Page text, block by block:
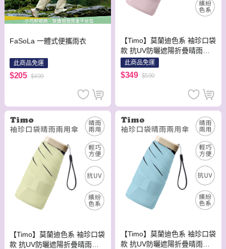
FaSoLa 一體式便攜雨衣
此商品免運
$205 $499
【Timo】莫蘭迪色系 袖珍口袋
款 抗UV防曬遮陽折疊晴雨傘-
櫻花粉
此商品免運
$349 $590
【Timo】莫蘭迪色系 袖珍口袋
款 抗UV防曬遮陽折疊晴雨傘-
【Timo】莫蘭迪色系 袖珍口袋
款 抗UV防曬遮陽折疊晴雨傘-